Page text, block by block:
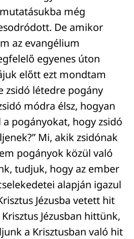
még
De amikor
az evangélium
egyenes úton
előtt ezt mondtam
zsidó létedre pogány
módra élsz, hogyan
pogányokat, hogy zsidó
Mi, akik zsidónak
pogányok közül való
tudjuk, hogy az ember
alapján igazul
Jézusba vetett hit
Jézusban hittünk,
a Krisztusban való hit